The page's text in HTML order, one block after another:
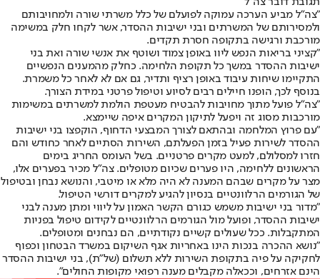
"צה״ל מביע הערכה עמוקה לפועלם של כלל משרתי שורה ולמחויבותם
ולמסירותם של המשרתים ובני ישיבות ההסדר, אשר לקחו חלק במשימה
מורכבת ורגישה בתקופה חסרת תקדים.
"קציני בריאות הנפש ליוו באופן צמוד ושוטף את אנשי שורה ואת בני
ישיבות ההסדר במשך כל תקופת הלחימה. כחלק מהמענים הנפשיים
התקיימו שיחות עיבוד באופן רציף ותדיר, גם אם לא לאחר כל משמרת.
בנוסף לכך, הופנו חיילים רבים לסיוע וטיפול פרטני במידת הצורך.
"צה״ל פועל מתוך מחויבות להבטיח מעטפת הולמת למשרתים במשימות
מורכבות מסוג זה ויפעל לתיקון המקרים איפה שיימצא.
"עם פרוץ המלחמה ובהתאם לצורך המבצעי הדחוף, הוקפצו בני ישיבות
ההסדר לשירות פעיל בזמן הפעלתם, השירות הסתיים לאחר כחודש והם
חזרו למסלולם, למעט מקרים פרטניים. בשל העומס החריג בימים
הראשונים ללחימה, היו פערים שכיום מטופלים. צה״ל מכיר בפערים אלו,
מצר על מקרים שבהם המענה לא היה מלא או מיטבי, והנושא נבחן ובטיפול
של הגורמים הרלוונטיים בנסיון להגיע למקרים דורשי הטיפול.
"מדור בני ישיבות משמש כגורם הקשר האמון על ליווי ומתן מענה לבני
ישיבות ההסדר, ופועל מול הגורמים הרלוונטיים לקידום טיפול בפניות
המתקבלות. ככל שעולים קשיים נקודתיים, הם נבחנים ומטופלים.
"נושא ההכרה בנכות הינו באחריות אגף השיקום במשרד הבטחון וכפוף
לחקיקה על פיה בתקופת השירות ללא תשלום (של"ת), בני ישיבות ההסדר
הינם אזרחים, וככאלה מקבלים מענה רפואי מקופות החולים".